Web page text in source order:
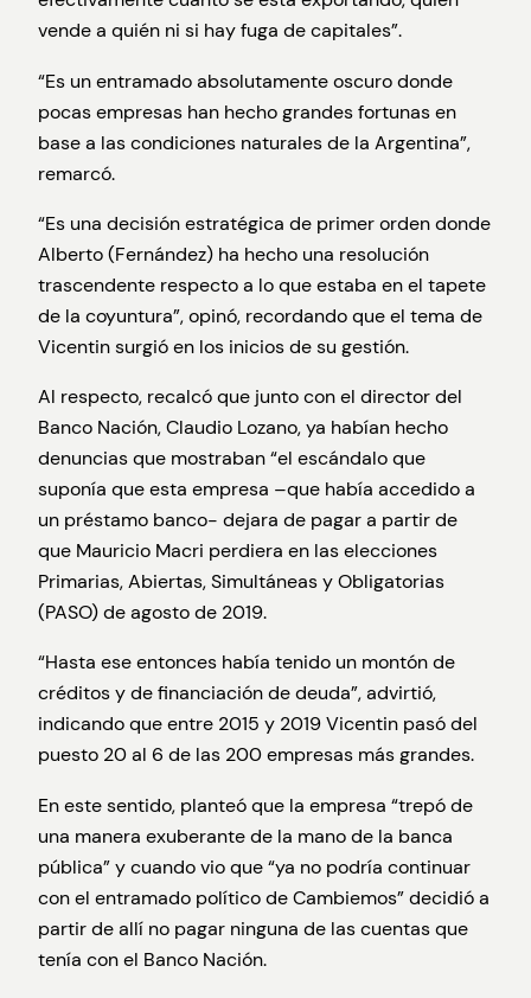
vende a quién ni si hay fuga de capitales”.
“Es un entramado absolutamente oscuro donde
pocas empresas han hecho grandes fortunas en
base a las condiciones naturales de la Argentina”,
remarcó.
“Es una decisión estratégica de primer orden donde
Alberto (Fernández) ha hecho una resolución
trascendente respecto a lo que estaba en el tapete
de la coyuntura”, opinó, recordando que el tema de
Vicentin surgió en los inicios de su gestión.
Al respecto, recalcó que junto con el director del
Banco Nación, Claudio Lozano, ya habían hecho
denuncias que mostraban “el escándalo que
suponía que esta empresa –que había accedido a
un préstamo banco- dejara de pagar a partir de
que Mauricio Macri perdiera en las elecciones
Primarias, Abiertas, Simultáneas y Obligatorias
(PASO) de agosto de 2019.
“Hasta ese entonces había tenido un montón de
créditos y de financiación de deuda”, advirtió,
indicando que entre 2015 y 2019 Vicentin pasó del
puesto 20 al 6 de las 200 empresas más grandes.
En este sentido, planteó que la empresa “trepó de
una manera exuberante de la mano de la banca
pública” y cuando vio que “ya no podría continuar
con el entramado político de Cambiemos” decidió a
partir de allí no pagar ninguna de las cuentas que
tenía con el Banco Nación.